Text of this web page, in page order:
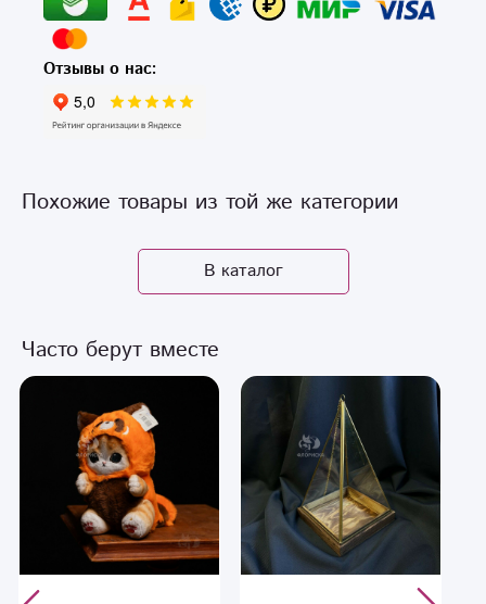
Отзывы о нас:
Похожие товары из той же категории
В каталог
Часто берут вместе